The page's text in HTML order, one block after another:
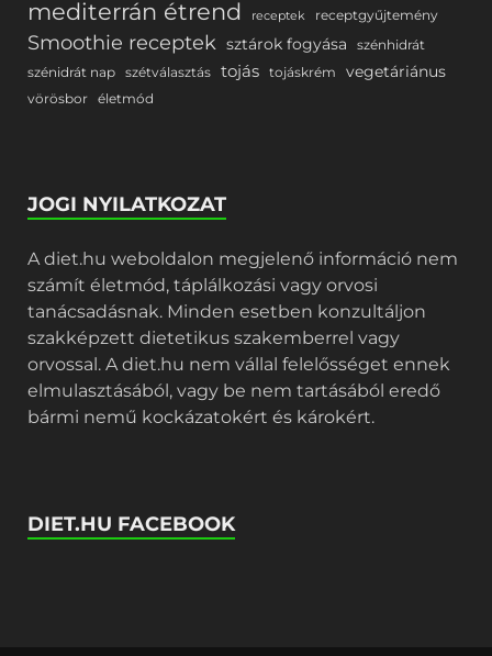
mediterrán étrend receptek receptgyűjtemény
Smoothie receptek sztárok fogyása
szénhidrát
szénidrát nap szétválasztás tojás tojáskrém vegetáriánus
vörösbor életmód
JOGI NYILATKOZAT
A diet.hu weboldalon megjelenő információ nem
számít életmód, táplálkozási vagy orvosi
tanácsadásnak. Minden esetben konzultáljon
szakképzett dietetikus szakemberrel vagy
orvossal. A diet.hu nem vállal felelősséget ennek
elmulasztásából, vagy be nem tartásából eredő
bármi nemű kockázatokért és károkért.
DIET.HU FACEBOOK